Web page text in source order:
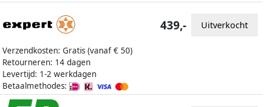
Verzendkosten: Gratis (vanaf € 50)
Retourneren: 14 dagen
Levertijd: 1-2 werkdagen
Betaalmethodes:
439,- Uitverkocht